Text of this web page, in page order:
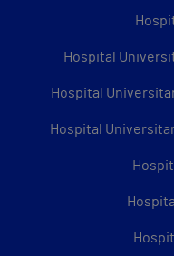
Hospital
Hospital
Hospital